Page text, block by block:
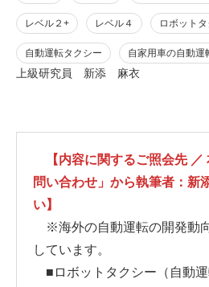
レベル２+ レベル４ ロボット
自動運転タクシー 自家用車の自動運
上級研究員 新添 麻衣
【内容に関するご照会先
問い合わせ」から執筆者：新
い】
※海外の自動運転の開発動
しています。
■ロボットタクシー（自動